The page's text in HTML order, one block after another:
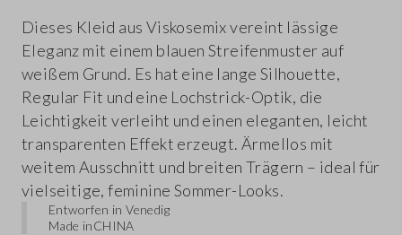
Dieses Kleid aus Viskosemix vereint lässige
Eleganz mit einem blauen Streifenmuster auf
weißem Grund. Es hat eine lange Silhouette,
Regular Fit und eine Lochstrick-Optik, die
Leichtigkeit verleiht und einen eleganten, leicht
transparenten Effekt erzeugt. Ärmellos mit
weitem Ausschnitt und breiten Trägern – ideal für
vielseitige, feminine Sommer-Looks.
Entworfen in Venedig
Made inCHINA